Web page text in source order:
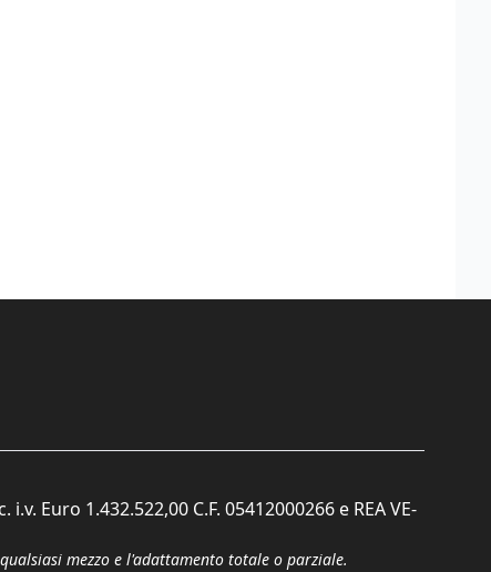
Euro 1.432.522,00 C.F. 05412000266 e REA VE-
mezzo e l'adattamento totale o parziale.